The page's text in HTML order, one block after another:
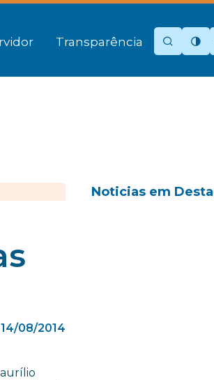
Transparência
08/2014
Noticias em